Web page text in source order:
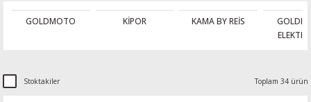
GOLDMOTO KİPOR KAMA BY REİS
Stoktakiler Toplam 34 ürün